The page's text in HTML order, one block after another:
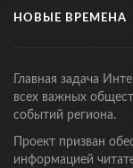
НОВЫЕ ВРЕМЕНА
Главная задача
всех важных
событий региона.
Проект призван
информацией